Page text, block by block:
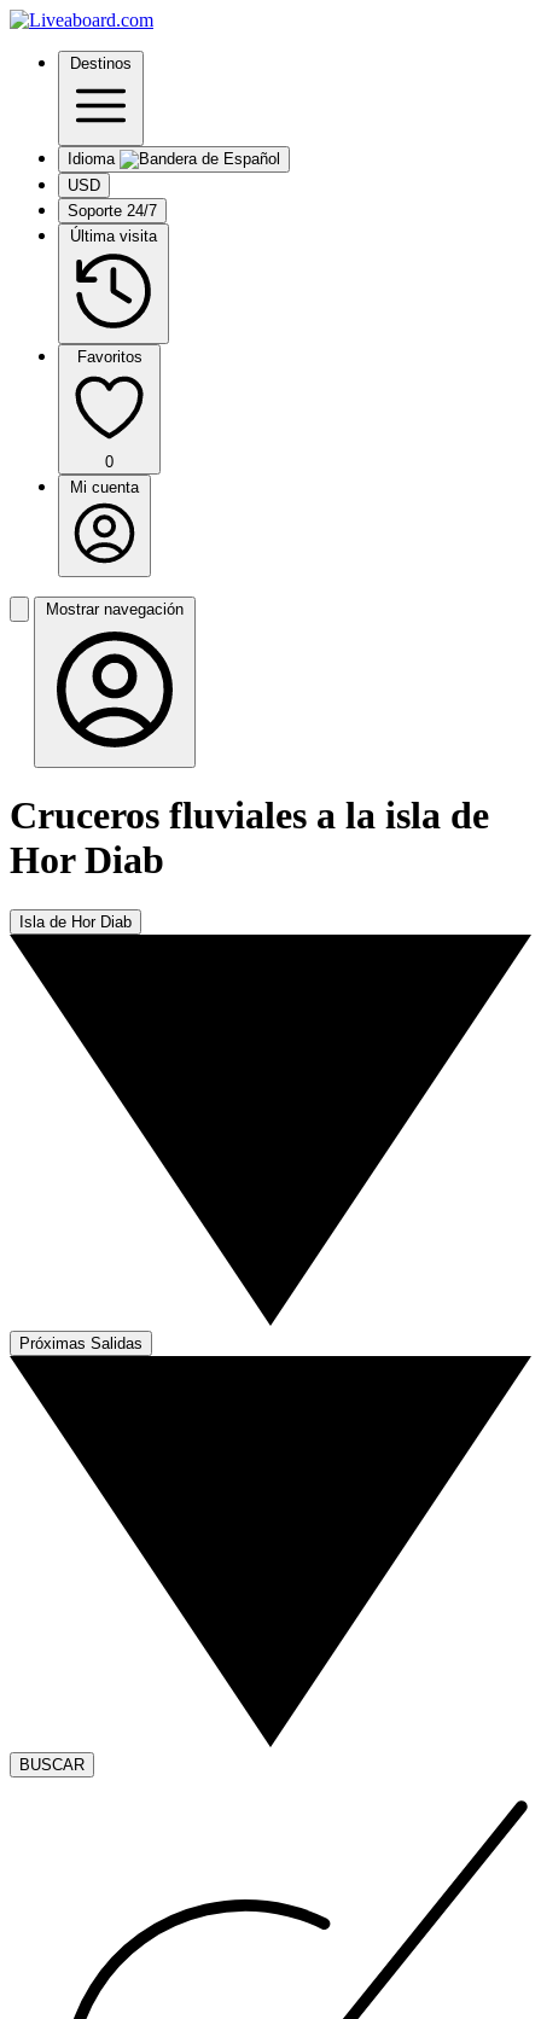
Destinos
Idioma
USD
Soporte 24/7
Última visita
Favoritos
0
Mi cuenta
Mostrar navegación
Cruceros fluviales a la isla de
Hor Diab
Isla de Hor Diab
Próximas Salidas
BUSCAR